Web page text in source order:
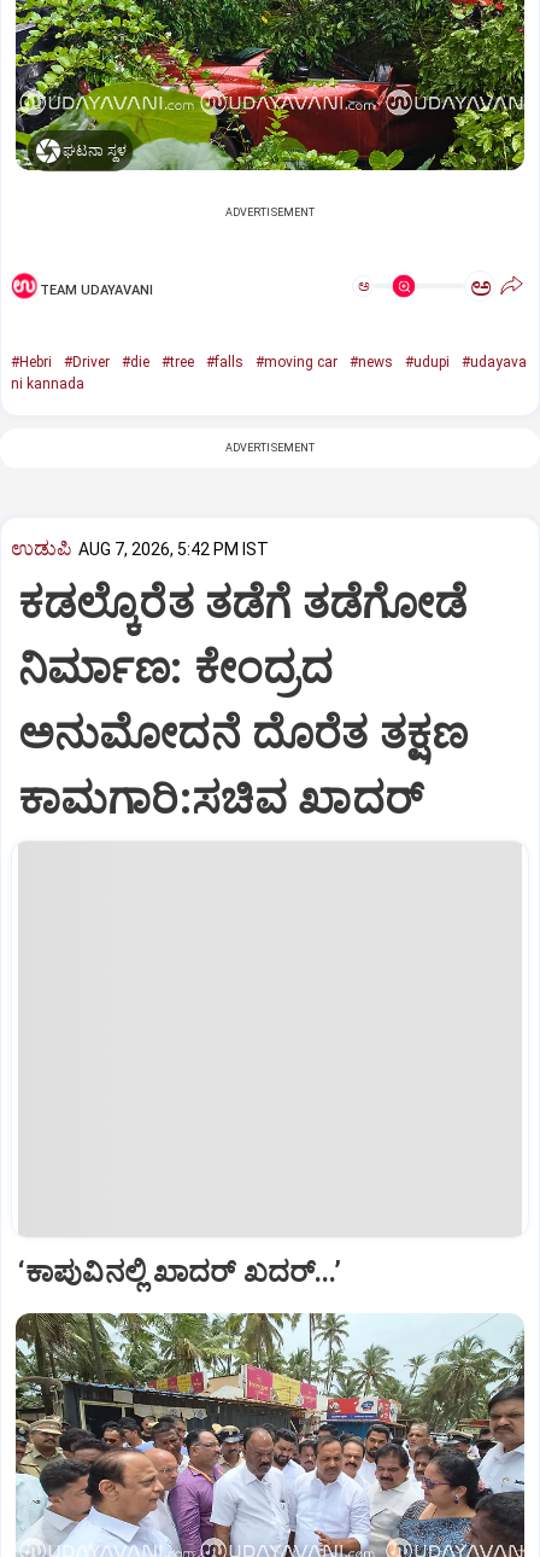
ಘಟನಾ ಸ್ಥಳ
ADVERTISEMENT
TEAM UDAYAVANI ಅ ಅ
#Hebri #Driver #die #tree #falls #moving car #news #udupi
#udayava
ni kannada
ADVERTISEMENT
ಉಡುಪಿ AUG 7, 2026, 5:42 PM IST
ಕಡಲ್ಕೊರೆತ ತಡೆಗೆ ತಡೆಗೋಡೆ
ನಿರ್ಮಾಣ: ಕೇಂದ್ರದ
ಅನುಮೋದನೆ ದೊರೆತ ತಕ್ಷಣ
ಕಾಮಗಾರಿ:ಸಚಿವ ಖಾದರ್
‘ಕಾಪುವಿನಲ್ಲಿ‌ ಖಾದರ್ ಖದರ್...’